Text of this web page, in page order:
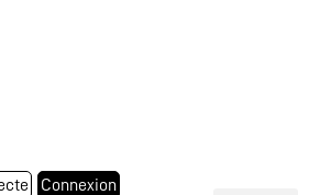
Connexion